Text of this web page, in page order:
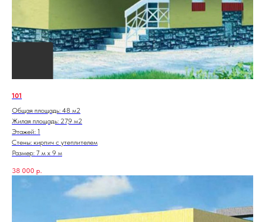
101
Общая площадь: 48 м2
Жилая площадь: 27,9 м2
Этажей: 1
Стены: кирпич с утеплителем
Размер: 7 м х 9 м
38 000 р.